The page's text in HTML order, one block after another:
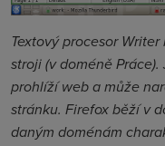
Textový procesor
stroji (v doméně
prohlíží web a může
stránku. Firefox běží v
daným doménám